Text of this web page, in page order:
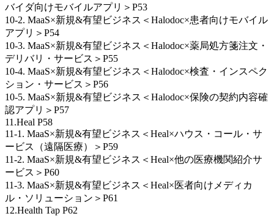
バイダ向けモバイルアプリ＞P53
10-2. MaaS×新規&有望ビジネス＜Halodoc×患者向けモバイル
アプリ＞P54
10-3. MaaS×新規&有望ビジネス＜Halodoc×薬局処方箋注文・
デリバリ・サービス＞P55
10-4. MaaS×新規&有望ビジネス＜Halodoc×検査・インスペク
ション・サービス＞P56
10-5. MaaS×新規&有望ビジネス＜Halodoc×保険の契約内容確
認アプリ＞P57
11.Heal P58
11-1. MaaS×新規&有望ビジネス＜Heal×ハウス・コール・サ
ービス（遠隔医療）＞P59
11-2. MaaS×新規&有望ビジネス＜Heal×他の医療機関紹介サ
ービス＞P60
11-3. MaaS×新規&有望ビジネス＜Heal×医者向けメディカ
ル・ソリューション＞P61
12.Health Tap P62